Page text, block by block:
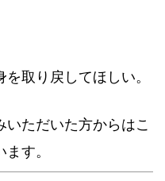
取り戻してほしい。
ただいた方からはこ
す。